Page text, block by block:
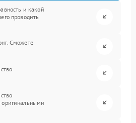
и какой
проводить
Сможете
оригинальными